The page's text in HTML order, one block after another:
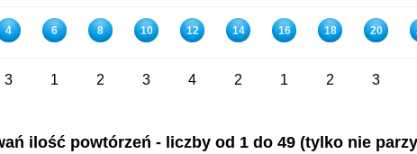
4 6 8 10 12 14 16 18 20
3 1 2 3 4 2 1 2 3
ilość powtórzeń - liczby od 1 do 49 (tylko nie